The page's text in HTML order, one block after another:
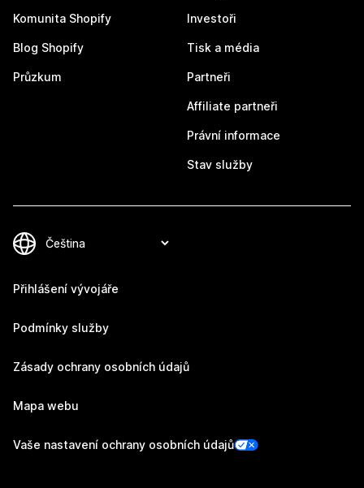
Komunita Shopify
Blog Shopify
Průzkum
Investoři
Tisk a média
Partneři
Affiliate partneři
Právní informace
Stav služby
Přihlášení vývojáře
Podmínky služby
Zásady ochrany osobních údajů
Mapa webu
Vaše nastavení ochrany osobních údajů